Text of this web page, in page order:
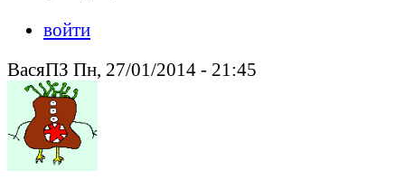
войти
ВасяПЗ Пн, 27/01/2014 - 21:45